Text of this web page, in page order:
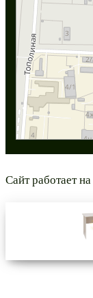
Сайт работает на